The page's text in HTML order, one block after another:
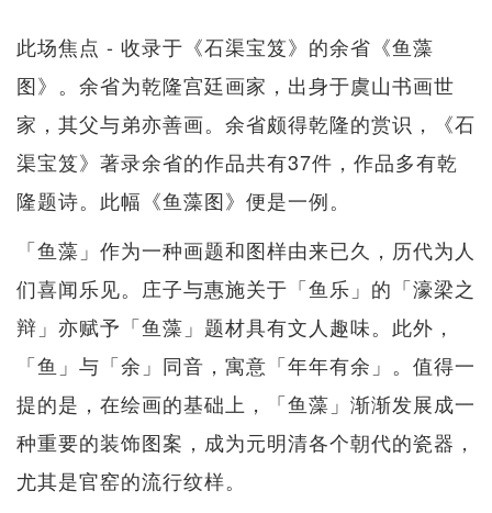
此场焦点 - 收录于《石渠宝笈》的余省《鱼藻
图》。余省为乾隆宫廷画家，出身于虞山书画世
家，其父与弟亦善画。余省颇得乾隆的赏识，《石
渠宝笈》著录余省的作品共有37件，作品多有乾
隆题诗。此幅《鱼藻图》便是一例。
「鱼藻」作为一种画题和图样由来已久，历代为人
们喜闻乐见。庄子与惠施关于「鱼乐」的「濠梁之
辩」亦赋予「鱼藻」题材具有文人趣味。此外，
「鱼」与「余」同音，寓意「年年有余」。值得一
提的是，在绘画的基础上，「鱼藻」渐渐发展成一
种重要的装饰图案，成为元明清各个朝代的瓷器，
尤其是官窑的流行纹样。